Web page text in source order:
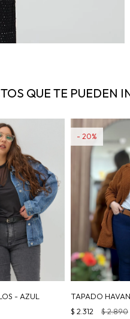
QUE TE PUEDEN
- AZUL TAPADO
$ 2.312 $2.890
20